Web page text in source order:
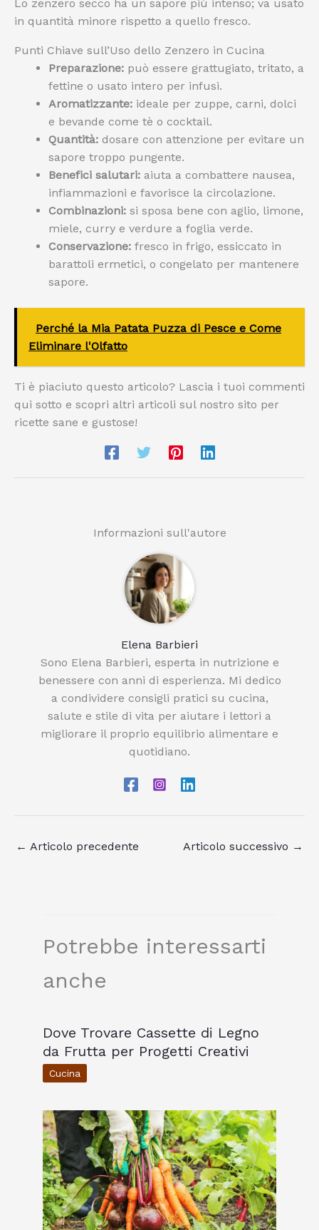
Lo zenzero secco ha un sapore più intenso; va usato
in quantità minore rispetto a quello fresco.
Punti Chiave sull’Uso dello Zenzero in Cucina
Preparazione: può essere grattugiato, tritato, a
fettine o usato intero per infusi.
Aromatizzante: ideale per zuppe, carni, dolci
e bevande come tè o cocktail.
Quantità: dosare con attenzione per evitare un
sapore troppo pungente.
Benefici salutari: aiuta a combattere nausea,
infiammazioni e favorisce la circolazione.
Combinazioni: si sposa bene con aglio, limone,
miele, curry e verdure a foglia verde.
Conservazione: fresco in frigo, essiccato in
barattoli ermetici, o congelato per mantenere
sapore.
Perché la Mia Patata Puzza di Pesce e Come
Eliminare l'Olfatto
Ti è piaciuto questo articolo? Lascia i tuoi commenti
qui sotto e scopri altri articoli sul nostro sito per
ricette sane e gustose!
Informazioni sull'autore
Elena Barbieri
Sono Elena Barbieri, esperta in nutrizione e
benessere con anni di esperienza. Mi dedico
a condividere consigli pratici su cucina,
salute e stile di vita per aiutare i lettori a
migliorare il proprio equilibrio alimentare e
quotidiano.
← Articolo precedente Articolo successivo →
Potrebbe interessarti
anche
Dove Trovare Cassette di Legno
da Frutta per Progetti Creativi
Cucina